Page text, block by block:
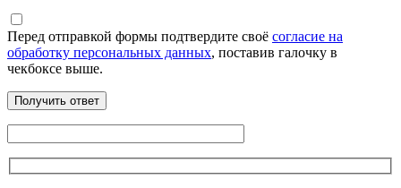
Перед отправкой формы подтвердите своё согласие на
обработку персональных данных, поставив галочку в
чекбоксе выше.